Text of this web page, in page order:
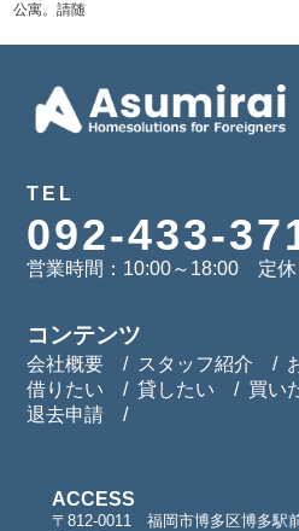
公寓。請随
TEL
092-433-
営業時間：10:00～18:00 定休
コンテンツ
会社概要 スタッフ紹介
借りたい
貸したい 買い
退去申請
ACCESS
〒812-0011 福岡市博多区博多駅